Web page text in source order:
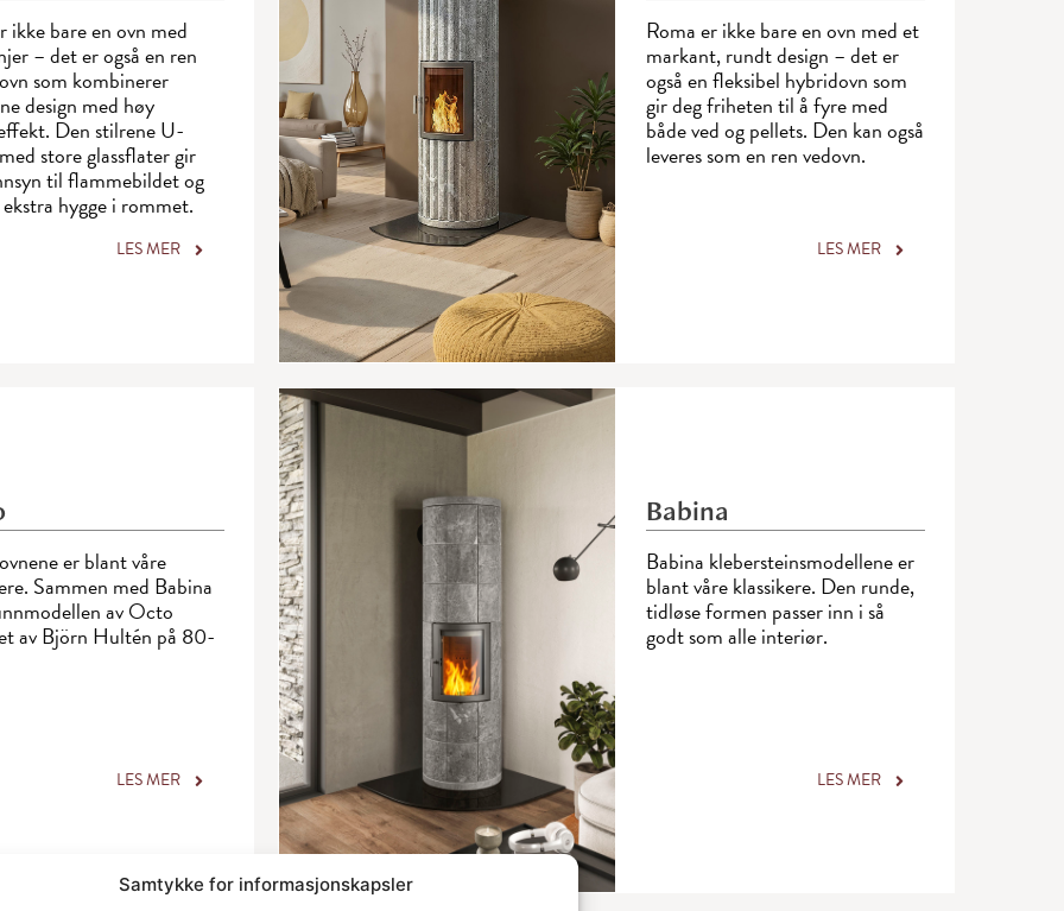
Samtykke for informasjonskapsler
ikke bare en ovn med
– det er også en ren
som kombinerer
design med høy
Den stilrene U-
store glassflater gir
til flammebildet og
hygge i rommet.
LES MER
Roma er ikke bare en ovn med et
markant, rundt design – det er
også en fleksibel hybridovn som
gir deg friheten til å fyre med
både ved og pellets. Den kan også
leveres som en ren vedovn.
LES MER
er blant våre
Sammen med Babina
av Octo
av Björn Hultén på 80-
LES MER
Babina
Babina klebersteinsmodellene er
blant våre klassikere. Den runde,
tidløse formen passer inn i så
godt som alle interiør.
LES MER